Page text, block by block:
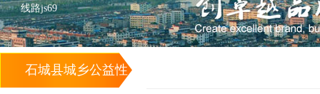
线路js69
石城县城乡公益性